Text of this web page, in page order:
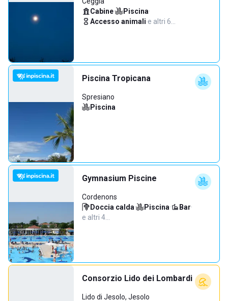
Cabine· Piscina·
Accesso animali·e altri 6…
Piscina Tropicana
Spresiano
Piscina
Gymnasium Piscine
Cordenons
Doccia calda· Piscina· Bar·
e altri 4…
Consorzio Lido dei Lombardi
Lido di Jesolo, Jesolo